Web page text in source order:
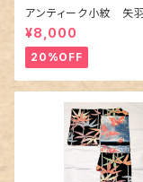
アンティーク小紋 矢
紋に短冊柄 裄６６cm
¥8,000
20%OFF